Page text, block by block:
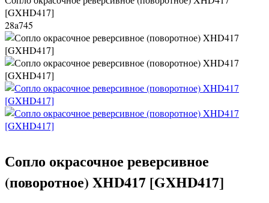
[GXHD417]
28a745
Сопло окрасочное реверсивное
(поворотное) XHD417 [GXHD417]